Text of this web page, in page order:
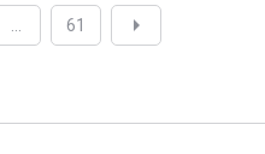
61